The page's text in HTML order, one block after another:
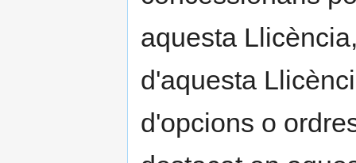
aquesta
d'aquesta
d'opcions o